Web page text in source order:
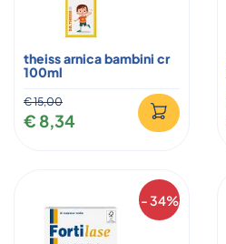
theiss arnica bambini cr
100ml
€ 15,00
€ 8,34
- 34%